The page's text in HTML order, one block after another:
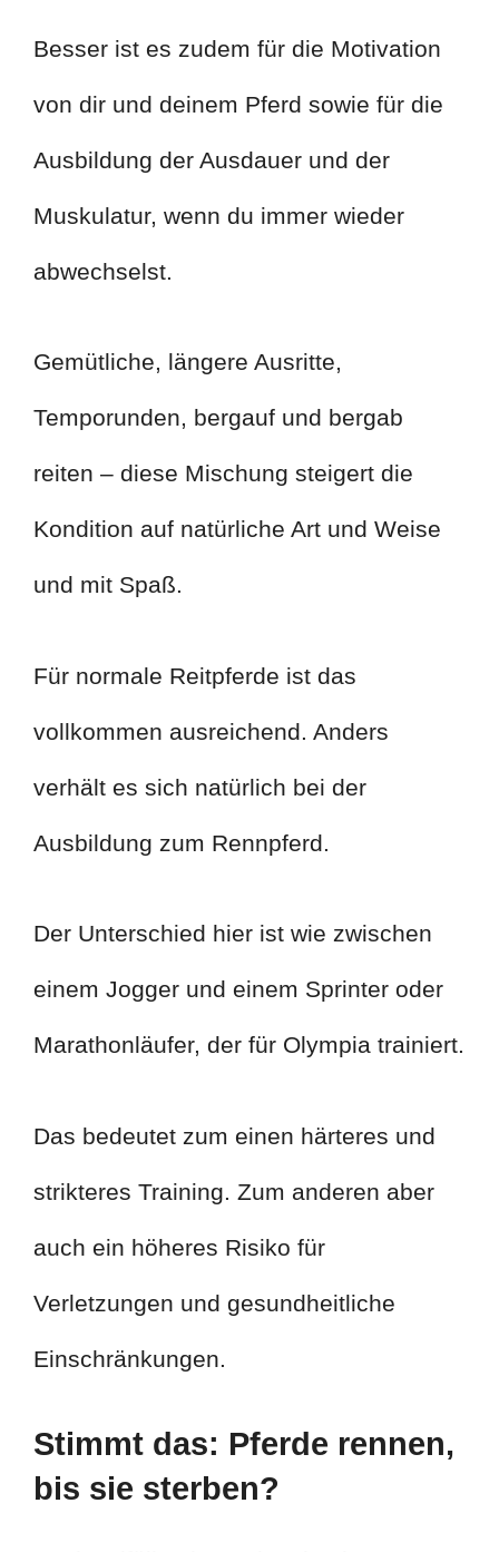
Besser ist es zudem für die Motivation
von dir und deinem Pferd sowie für die
Ausbildung der Ausdauer und der
Muskulatur, wenn du immer wieder
abwechselst.
Gemütliche, längere Ausritte,
Temporunden, bergauf und bergab
reiten – diese Mischung steigert die
Kondition auf natürliche Art und Weise
und mit Spaß.
Für normale Reitpferde ist das
vollkommen ausreichend. Anders
verhält es sich natürlich bei der
Ausbildung zum Rennpferd.
Der Unterschied hier ist wie zwischen
einem Jogger und einem Sprinter oder
Marathonläufer, der für Olympia trainiert.
Das bedeutet zum einen härteres und
strikteres Training. Zum anderen aber
auch ein höheres Risiko für
Verletzungen und gesundheitliche
Einschränkungen.
Stimmt das: Pferde rennen,
bis sie sterben?